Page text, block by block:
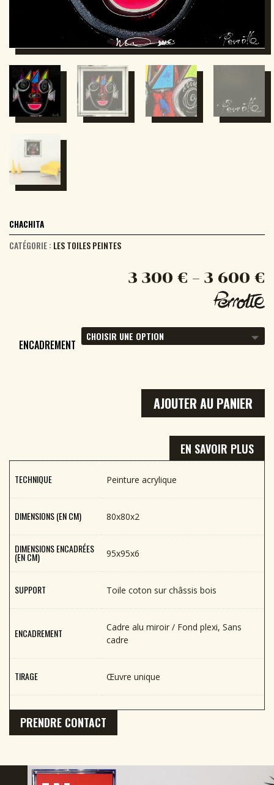
CHACHITA
CATÉGORIE : LES TOILES PEINTES
3 300 € – 3 600 €
ENCADREMENT
AJOUTER AU PANIER
EN SAVOIR PLUS
TECHNIQUE Peinture acrylique
DIMENSIONS (EN CM) 80x80x2
DIMENSIONS ENCADRÉES
(EN CM) 95x95x6
SUPPORT Toile coton sur châssis bois
ENCADREMENT
Cadre alu miroir / Fond plexi, Sans
cadre
TIRAGE Œuvre unique
PRENDRE CONTACT